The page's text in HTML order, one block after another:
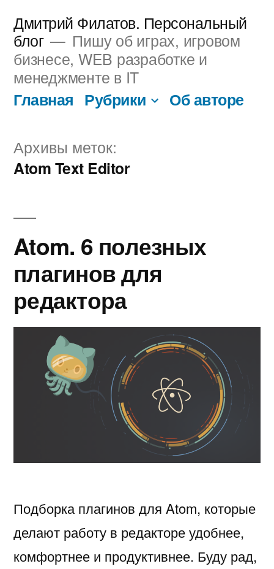
содержимому
Дмитрий Филатов. Персональный
блог
Пишу об играх, игровом
бизнесе, WEB разработке и
менеджменте в IT
Главная Рубрики Об авторе
Архивы меток:
Atom Text Editor
Atom. 6 полезных
плагинов для
редактора
Подборка плагинов для Atom, которые
делают работу в редакторе удобнее,
комфортнее и продуктивнее. Буду рад,